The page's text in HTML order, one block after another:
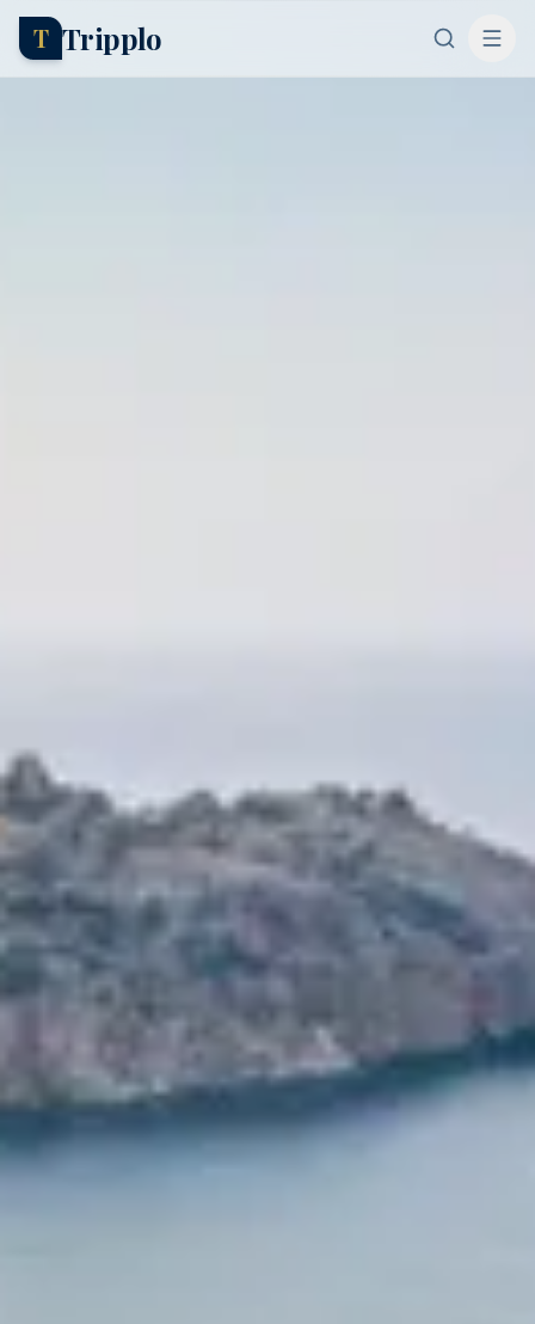
T Tripplo